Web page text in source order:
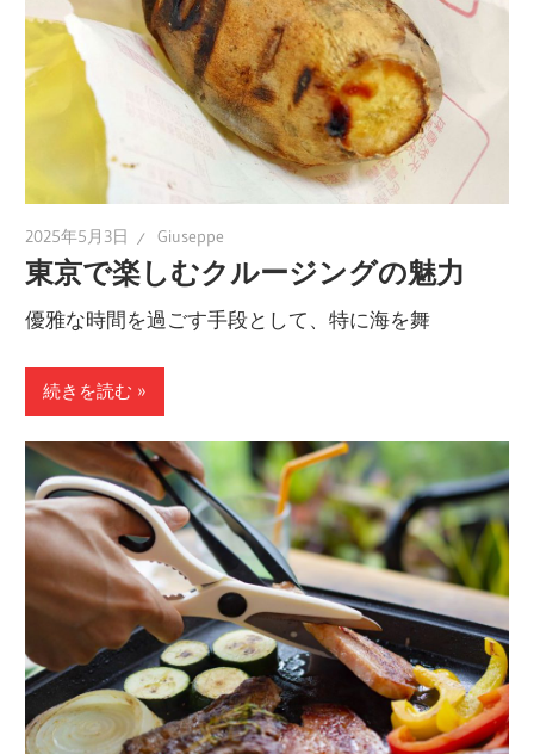
2025年5月3日 Giuseppe
東京で楽しむクルージングの魅力
優雅な時間を過ごす手段として、特に海を舞
続きを読む